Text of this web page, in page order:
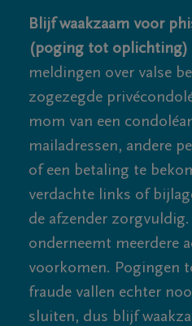
Blijf waakzaam voor
(poging tot oplichting)
meldingen over valse
zogezegde
mom van een
mailadressen, andere
of een betaling te
verdachte links of
de afzender zorgvuldig.
onderneemt meerdere
voorkomen. Pogingen
fraude vallen echter
sluiten, dus blijf